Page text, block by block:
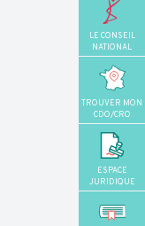
LE CONSEIL
NATIONAL
TROUVER MON
CDO/CRO
ESPACE
JURIDIQUE